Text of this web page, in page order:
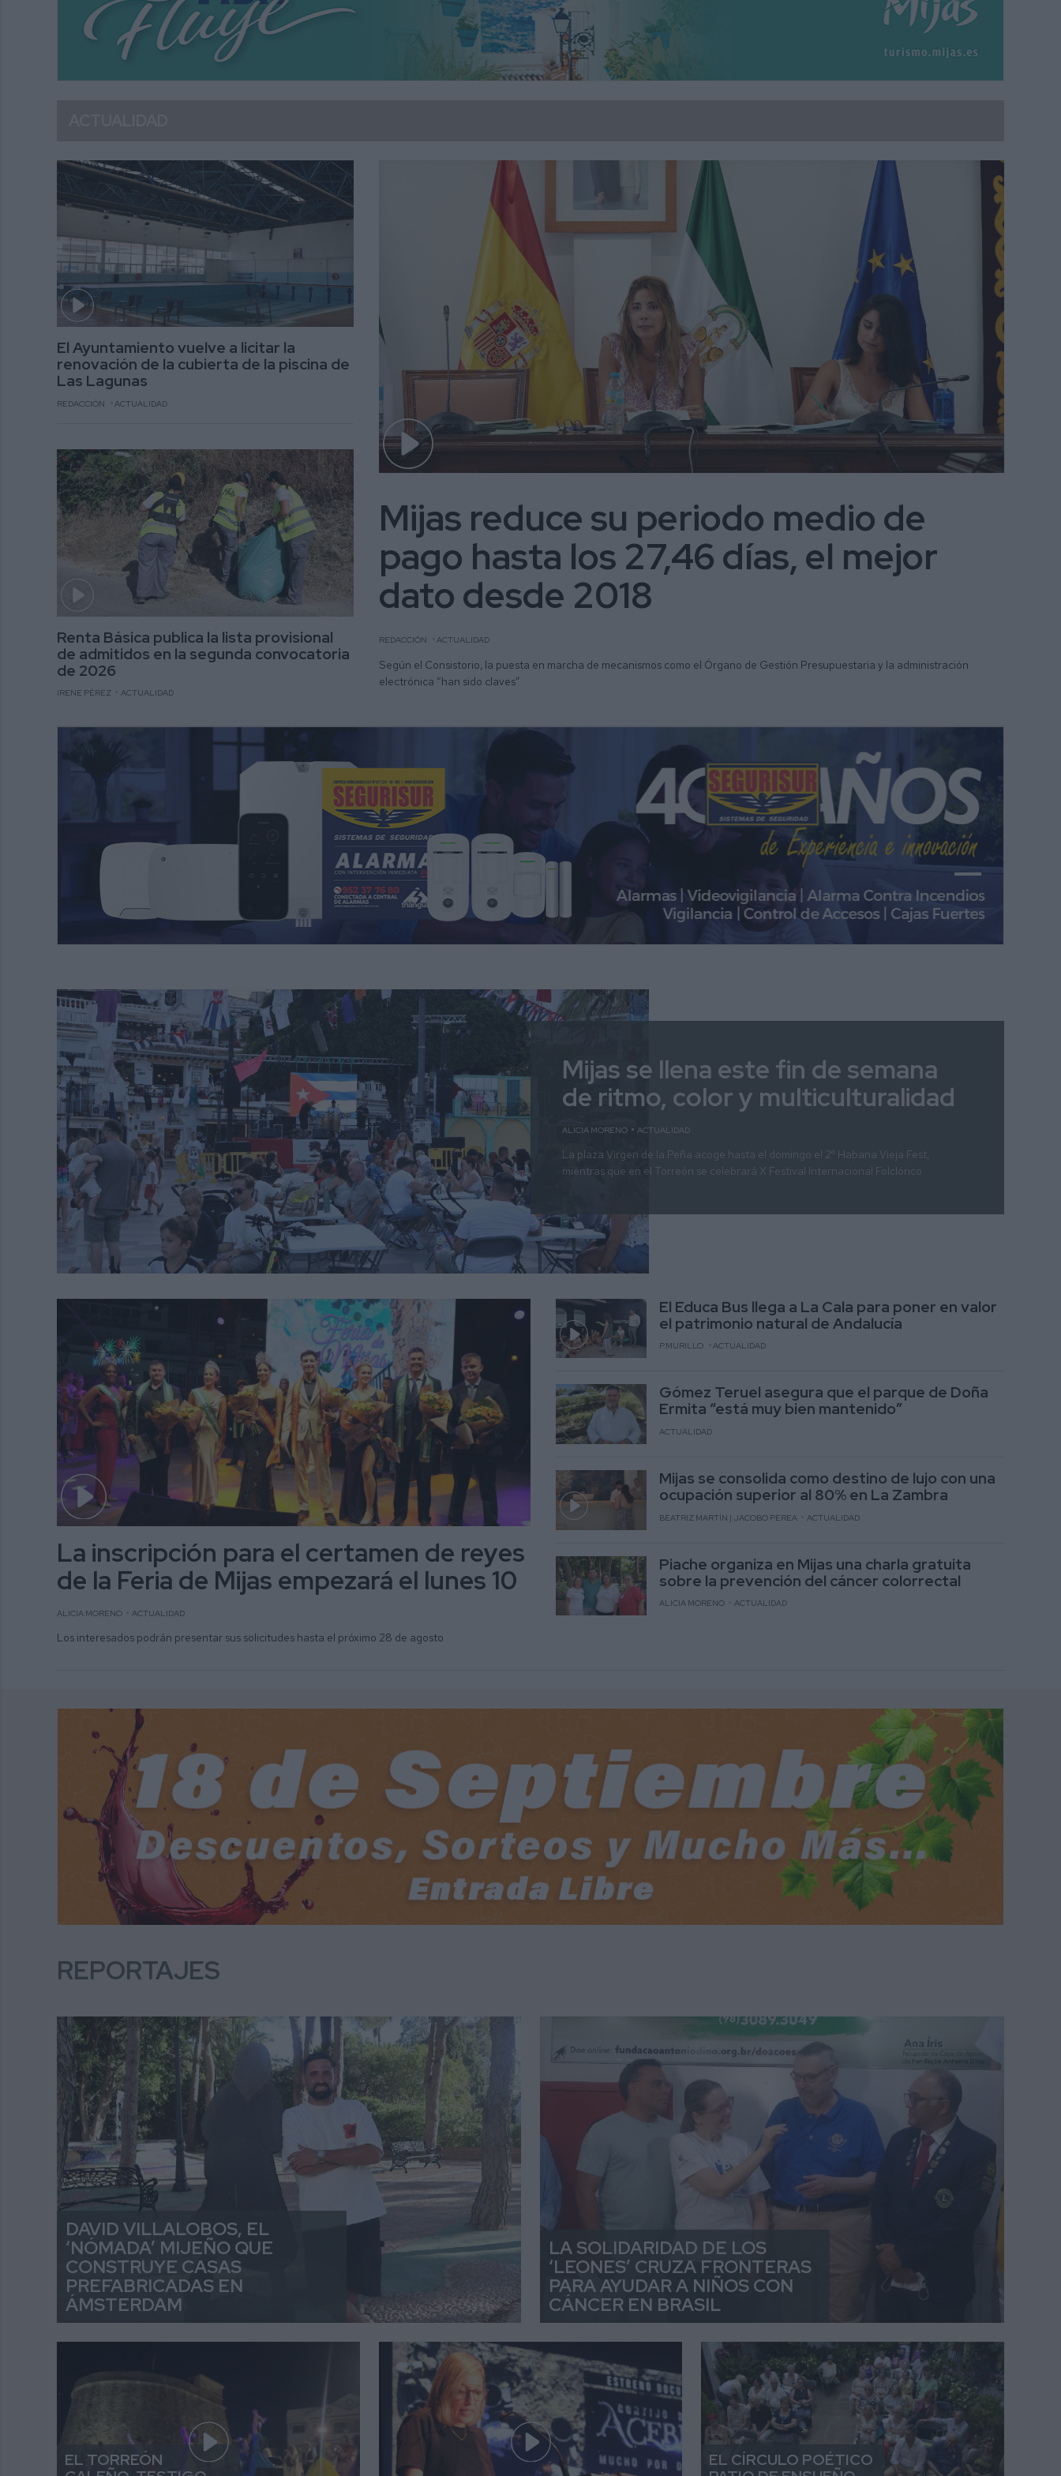
Mijas reduce su periodo medio de
pago hasta los 27,46 días, el mejor
dato desde 2018
REDACCIÓN ACTUALIDAD
Según el Consistorio, la puesta en marcha de mecanismos como el Órgano de Gestión Presupuestaria y la administración
electrónica “han sido claves”
El Ayuntamiento vuelve a licitar la
renovación de la cubierta de la piscina de
Las Lagunas
REDACCIÓN ACTUALIDAD
Renta Básica publica la lista provisional
de admitidos en la segunda convocatoria
de 2026
IRENE PÉREZ ACTUALIDAD
Mijas se llena este fin de semana
de ritmo, color y multiculturalidad
ALICIA MORENO ACTUALIDAD
La plaza Virgen de la Peña acoge hasta el domingo el 2º Habana Vieja Fest,
mientras que en el Torreón se celebrará X Festival Internacional Folclórico
La inscripción para el certamen de reyes
de la Feria de Mijas empezará el lunes 10
ALICIA MORENO ACTUALIDAD
Los interesados podrán presentar sus solicitudes hasta el próximo 28 de agosto
El Educa Bus llega a La Cala para poner en valor
el patrimonio natural de Andalucía
P.MURILLO ACTUALIDAD
Gómez Teruel asegura que el parque de Doña
Ermita “está muy bien mantenido”
ACTUALIDAD
Mijas se consolida como destino de lujo con una
ocupación superior al 80% en La Zambra
BEATRIZ MARTÍN | JACOBO PEREA ACTUALIDAD
Piache organiza en Mijas una charla gratuita
sobre la prevención del cáncer colorrectal
ALICIA MORENO ACTUALIDAD
REPORTAJES
DAVID VILLALOBOS, EL
‘NÓMADA’ MIJEÑO QUE
CONSTRUYE CASAS
PREFABRICADAS EN
ÁMSTERDAM
LA SOLIDARIDAD DE LOS
‘LEONES’ CRUZA FRONTERAS
PARA AYUDAR A NIÑOS CON
CÁNCER EN BRASIL
EL TORREÓN
EL CÍRCULO POÉTICO